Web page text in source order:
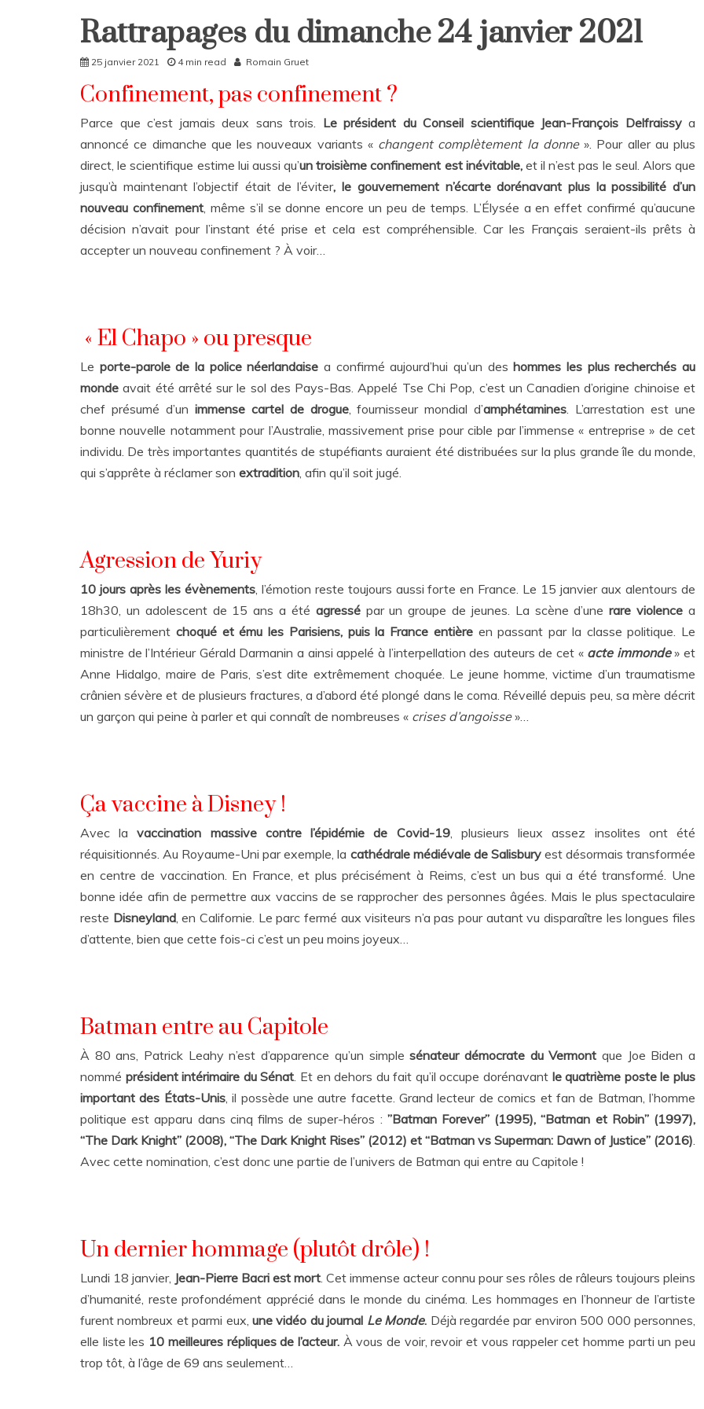
Home
Rattrapages du dimanche 24 janvier 2021
25 janvier 2021 4 min read Romain Gruet
Confinement, pas confinement ?
Parce que c’est jamais deux sans trois. Le président du Conseil scientifique Jean-François Delfraissy a
annoncé ce dimanche que les nouveaux variants « changent complètement la donne». Pour aller au plus
direct, le scientifique estime lui aussi qu’un troisième confinement est inévitable,et il n’est pas le seul. Alors que
jusqu’à maintenant l’objectif était de l’éviter, le gouvernement n’écarte dorénavant plus la possibilité d’un
nouveau confinement, même s’il se donne encore un peu de temps. L’Élysée a en effet confirmé qu’aucune
décision n’avait pour l’instant été prise et cela est compréhensible. Car les Français seraient-ils prêts à
accepter un nouveau confinement ? À voir…
« El Chapo » ou presque
Le porte-parole de la police néerlandaise a confirmé aujourd’hui qu’un deshommes les plus recherchés au
monde avait été arrêté sur le sol des Pays-Bas. Appelé Tse Chi Pop, c’est un Canadien d’origine chinoise et
chef présumé d’un immense cartel de drogue, fournisseur mondial d’amphétamines. L’arrestation est une
bonne nouvelle notamment pour l’Australie, massivement prise pour cible par l’immense « entreprise » de cet
individu. De très importantes quantités de stupéfiants auraient été distribuées sur la plus grande île du monde,
qui s’apprête à réclamer son extradition, afin qu’il soit jugé.
Agression de Yuriy
10 jours après les évènements, l’émotion reste toujours aussi forte en France. Le 15 janvier aux alentours de
18h30, un adolescent de 15 ans a été agressépar un groupe de jeunes. La scène d’unerare violence a
particulièrement choqué et ému les Parisiens, puis la France entièreen passant par la classe politique. Le
ministre de l’Intérieur Gérald Darmanin a ainsi appelé à l’interpellation des auteurs de cet « acte immonde » et
Anne Hidalgo, maire de Paris, s’est dite extrêmement choquée. Le jeune homme, victime d’un traumatisme
crânien sévère et de plusieurs fractures, a d’abord été plongé dans le coma. Réveillé depuis peu, sa mère décrit
un garçon qui peine à parler et qui connaît de nombreuses « crises d’angoisse»…
Ça vaccine à Disney !
Avec lavaccination massive contre l’épidémie de Covid-19, plusieurs lieux assez insolites ont été
réquisitionnés. Au Royaume-Uni par exemple, la cathédrale médiévale de Salisburyest désormais transformée
en centre de vaccination. En France, et plus précisément à Reims, c’est un bus qui a été transformé. Une
bonne idée afin de permettre aux vaccins de se rapprocher des personnes âgées. Mais le plus spectaculaire
reste Disneyland, en Californie. Le parc fermé aux visiteurs n’a pas pour autant vu disparaître les longues files
d’attente, bien que cette fois-ci c’est un peu moins joyeux…
Batman entre au Capitole
À 80 ans, Patrick Leahy n’est d’apparence qu’un simple sénateur démocrate du Vermont que Joe Biden a
nommé président intérimaire du Sénat. Et en dehors du fait qu’il occupe dorénavant le quatrième poste le plus
important des États-Unis, il possède une autre facette. Grand lecteur de comics et fan de Batman, l’homme
politique est apparu dans cinq films de super-héros : ”Batman Forever” (1995), “Batman et Robin” (1997),
“The Dark Knight” (2008), “The Dark Knight Rises” (2012) et “Batman vs Superman: Dawn of Justice” (2016).
Avec cette nomination, c’est donc une partie de l’univers de Batman qui entre au Capitole !
Un dernier hommage (plutôt drôle) !
Lundi 18 janvier, Jean-Pierre Bacri est mort. Cet immense acteur connu pour ses rôles de râleurs toujours pleins
d’humanité, reste profondément apprécié dans le monde du cinéma. Les hommages en l’honneur de l’artiste
furent nombreux et parmi eux,une vidéo du journal Le Monde. Déjà regardée par environ 500 000 personnes,
elle liste les 10 meilleures répliques de l’acteur.À vous de voir, revoir et vous rappeler cet homme parti un peu
trop tôt, à l’âge de 69 ans seulement…